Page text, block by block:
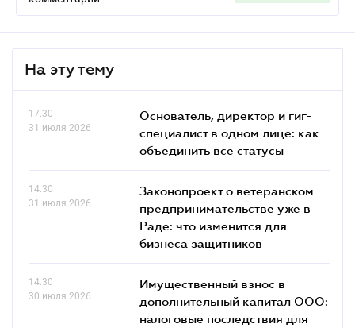
На эту тему
17.30
31 июля 2026
Основатель, директор и гиг-
специалист в одном лице: как
объединить все статусы
14.30
31 июля 2026
Законопроект о ветеранском
предпринимательстве уже в
Раде: что изменится для
бизнеса защитников
14.30
30 июля 2026
Имущественный взнос в
дополнительный капитал ООО:
налоговые последствия для